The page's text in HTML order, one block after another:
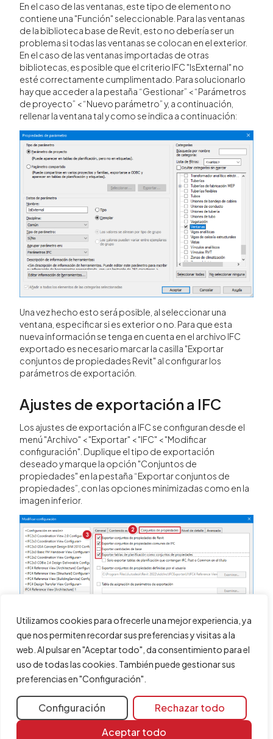
Utilizamos cookies para ofrecerle una mejor experiencia, ya
que nos permiten recordar sus preferencias y visitas a la
web. Al pulsar en "Aceptar todo", da consentimiento para el
uso de todas las cookies. También puede gestionar sus
preferencias en "Configuración".
Configuración
Rechazar todo
Aceptar todo
Compartir
En el caso de las ventanas, este tipo de elemento no
contiene una "Función" seleccionable. Para las ventanas
de la biblioteca base de Revit, esto no debería ser un
problema si todas las ventanas se colocan en el exterior.
En el caso de las ventanas importadas de otras
bibliotecas, es posible que el criterio IFC "IsExternal" no
esté correctamente cumplimentado. Para solucionarlo
hay que acceder a la pestaña “Gestionar” < “Parámetros
de proyecto” < “Nuevo parámetro” y, a continuación,
rellenar la ventana tal y como se indica a continuación:
Una vez hecho esto será posible, al seleccionar una
ventana, especificar si es exterior o no. Para que esta
nueva información se tenga en cuenta en el archivo IFC
exportado es necesario marcar la casilla "Exportar
conjuntos de propiedades Revit" al configurar los
parámetros de exportación.
Ajustes de exportación a IFC
Los ajustes de exportación a IFC se configuran desde el
menú "Archivo" < "Exportar" < "IFC" < "Modificar
configuración". Duplique el tipo de exportación
deseado y marque la opción "Conjuntos de
propiedades" en la pestaña “Exportar conjuntos de
propiedades”, con las opciones minimizadas como en la
imagen inferior.